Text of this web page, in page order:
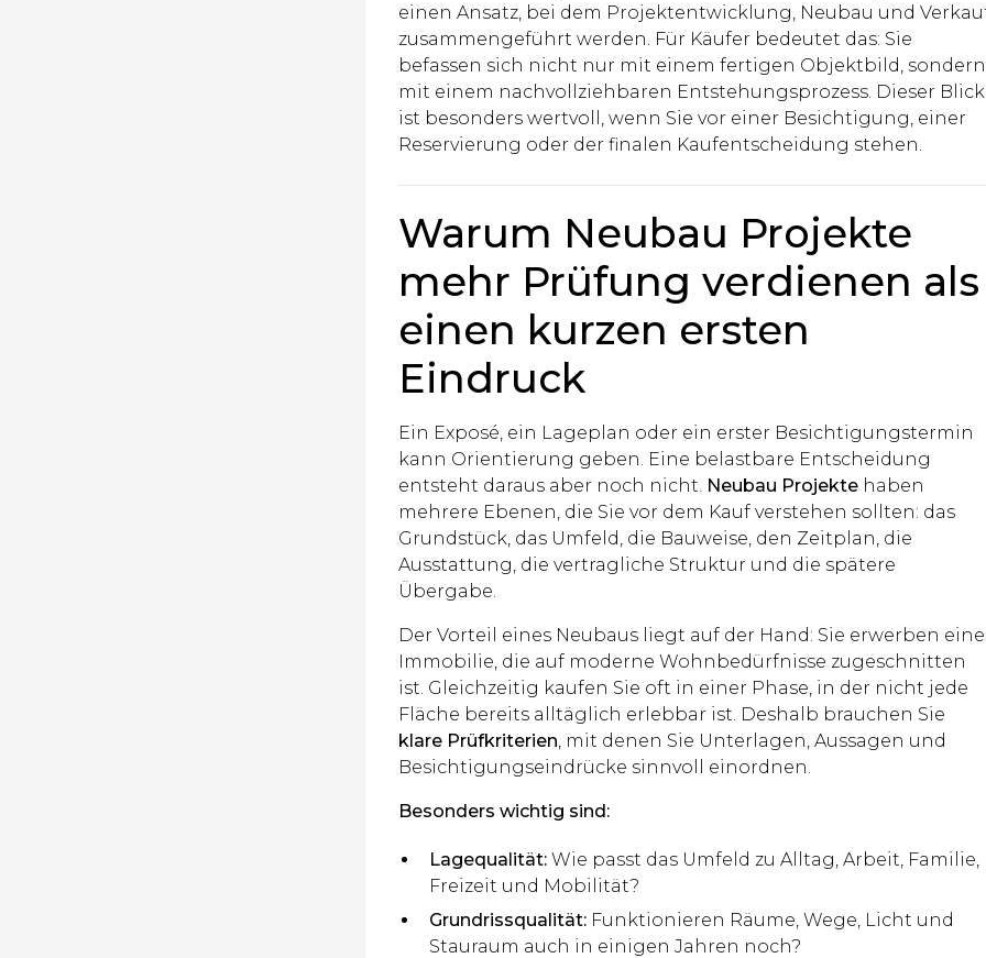
einen Ansatz, bei dem Projektentwicklung, Neubau und
zusammengeführt werden. Für Käufer bedeutet das: Sie
befassen sich nicht nur mit einem fertigen Objektbild, sondern
mit einem nachvollziehbaren Entstehungsprozess. Dieser Blick
ist besonders wertvoll, wenn Sie vor einer Besichtigung, einer
Reservierung oder der finalen Kaufentscheidung stehen.
Warum Neubau Projekte
mehr Prüfung verdienen als
einen kurzen ersten
Eindruck
Ein Exposé, ein Lageplan oder ein erster Besichtigungstermin
kann Orientierung geben. Eine belastbare Entscheidung
entsteht daraus aber noch nicht. Neubau Projekte haben
mehrere Ebenen, die Sie vor dem Kauf verstehen sollten: das
Grundstück, das Umfeld, die Bauweise, den Zeitplan, die
Ausstattung, die vertragliche Struktur und die spätere
Übergabe.
Der Vorteil eines Neubaus liegt auf der Hand: Sie erwerben eine
Immobilie, die auf moderne Wohnbedürfnisse zugeschnitten
ist. Gleichzeitig kaufen Sie oft in einer Phase, in der nicht jede
Fläche bereits alltäglich erlebbar ist. Deshalb brauchen Sie
klare Prüfkriterien , mit denen Sie Unterlagen, Aussagen und
Besichtigungseindrücke sinnvoll einordnen.
Besonders wichtig sind:
Lagequalität: Wie passt das Umfeld zu Alltag, Arbeit, Familie,
Freizeit und Mobilität?
Grundrissqualität: Funktionieren Räume, Wege, Licht und
Stauraum auch in einigen Jahren noch?